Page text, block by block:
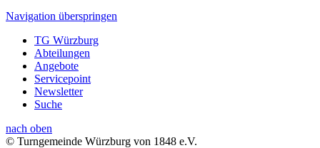
Navigation überspringen
TG Würzburg
Abteilungen
Angebote
Servicepoint
Newsletter
Suche
nach oben
© Turngemeinde Würzburg von 1848 e.V.